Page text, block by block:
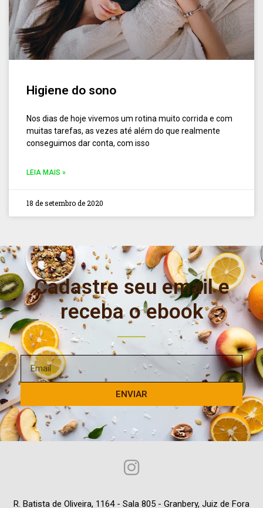
Higiene do sono
Nos dias de hoje vivemos um rotina muito corrida e com
muitas tarefas, as vezes até além do que realmente
conseguimos dar conta, com isso
LEIA MAIS »
18 de setembro de 2020
Cadastre seu email e
receba o ebook
ENVIAR
R. Batista de Oliveira, 1164 - Sala 805 - Granbery, Juiz de Fora